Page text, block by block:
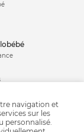
navigation et
sur les
personnalisé.